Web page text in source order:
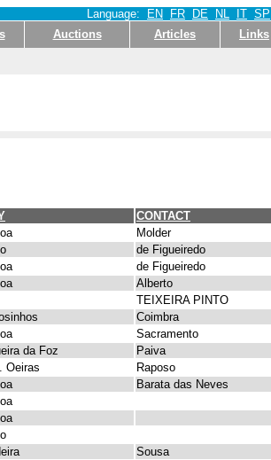
Language: EN FR DE NL IT SP
Auctions Articles Links
CONTACT
Molder
de Figueiredo
de Figueiredo
Alberto
TEIXEIRA PINTO
Coimbra
Sacramento
da Foz
Paiva
Oeiras
Raposo
Barata das Neves
Sousa